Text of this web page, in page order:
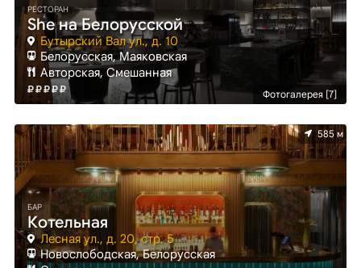
Фотогалерея [7]
РЕСТОРАН
She на Белорусской
Бутырский Вал ул., д. 10
Белорусская, Маяковская
Авторская, Смешанная
585 м
БАР
Котельная
Лесная ул., д. 20, стр. 5
Новослободская, Белорусская